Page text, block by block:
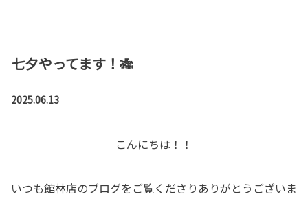
七夕やってます！🎋
2025.06.13
こんにちは！！
いつも館林店のブログをご覧くださりありがとうございま